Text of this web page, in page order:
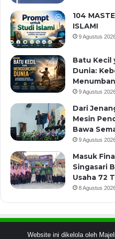
104
ISLAMI
9 Agustus
Batu Kecil
Dunia:
9 Agustus
Dari
Mesin
Bawa
9 Agustus
Masuk
Singasari
Usaha 72
8 Agustus
Website ini dikelola oleh